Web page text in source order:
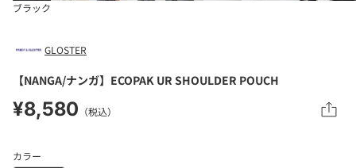
ブラック
GLOSTER
【NANGA/ナンガ】ECOPAK UR SHOULDER POUCH
¥8,580 （税込）
カラー